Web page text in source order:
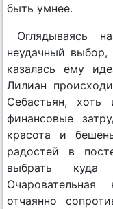
быть умнее.
Оглядываясь
неудачный
казалась ему
Лилиан
Себастьян,
финансовые
красота и
радостей в
выбрать куда
отчаянно